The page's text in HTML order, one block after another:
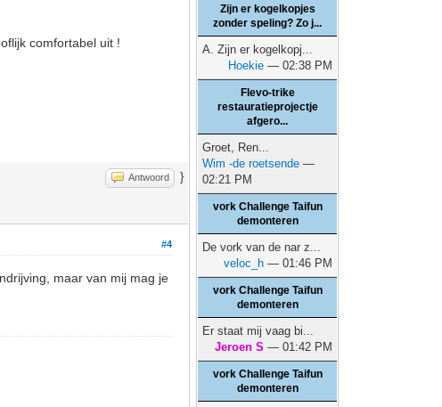
comfortabel uit !
Antwoord }
#4
maar van mij mag je
Zijn er kogelkopjes
zonder speling? Zo j...
A. Zijn er kogelkopj...
Hoekie — 02:38 PM
Flevo-trike
restauratieprojectje
afgero...
Groet, Ren...
Wim -de roetsende —
02:21 PM
vork Challenge Taifun
demonteren
De vork van de nar z...
veloc_h — 01:46 PM
vork Challenge Taifun
demonteren
Er staat mij vaag bi...
Jeroen S — 01:42 PM
vork Challenge Taifun
demonteren